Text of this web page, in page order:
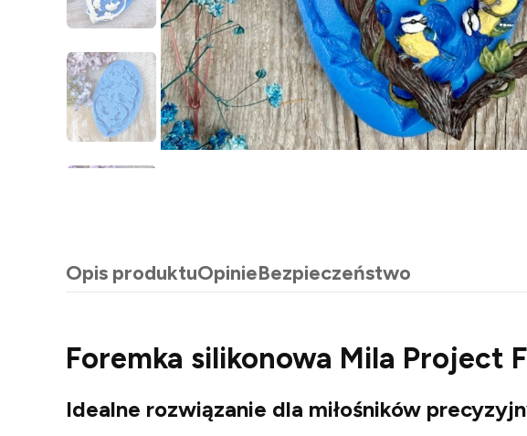
Opis produktuOpinieBezpieczeństwo
Foremka silikonowa Mila Project
Idealne rozwiązanie dla miłośników